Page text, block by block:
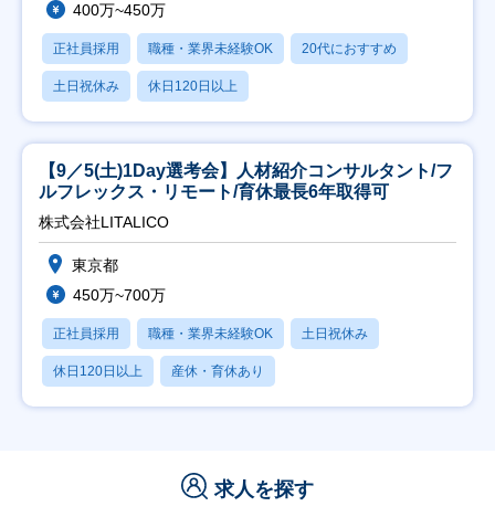
400万~450万
正社員採用 職種・業界未経験OK 20代におすすめ
土日祝休み 休日120日以上
【9／5(土)1Day選考会】人材紹介コンサルタント/フ
ルフレックス・リモート/育休最長6年取得可
株式会社LITALICO
東京都
450万~700万
正社員採用 職種・業界未経験OK 土日祝休み
休日120日以上 産休・育休あり
求人を探す